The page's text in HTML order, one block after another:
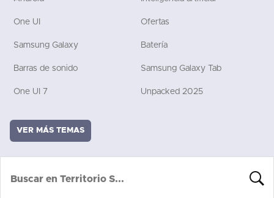
One UI Ofertas
Samsung Galaxy Batería
Barras de sonido Samsung Galaxy Tab
One UI 7 Unpacked 2025
VER MÁS TEMAS